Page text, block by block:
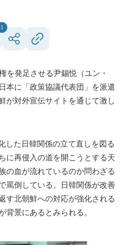
1
発足させる尹錫悦（ユン・
本に「政策協議代表団」を派遣
が対外宣伝サイトを通じて激し
した日韓関係の立て直しを図る
に再侵入の道を開こうとする天
の血が流れているのか問わざる
罵倒している。日韓関係が改善
す北朝鮮への対応が強化される
背景にあるとみられる。